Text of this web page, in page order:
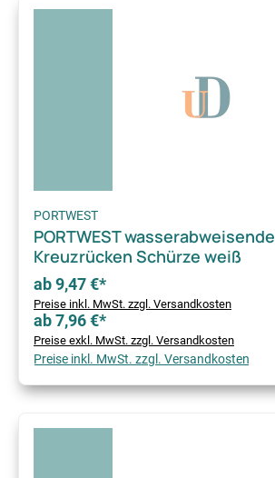
PORTWEST
PORTWEST wasserabweisende
Kreuzrücken Schürze weiß
ab 9,47 €*
Preise inkl. MwSt. zzgl. Versandkosten
ab 7,96 €*
Preise exkl. MwSt. zzgl. Versandkosten
Preise inkl. MwSt. zzgl. Versandkosten